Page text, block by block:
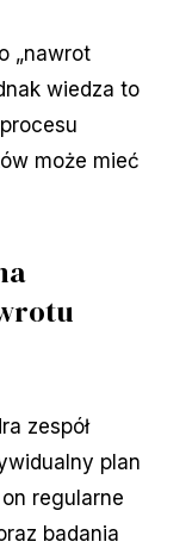
„nawrot
wiedza to
może mieć
zespół
plan
regularne
badania